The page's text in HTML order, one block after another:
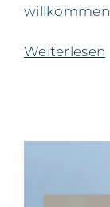
willkommen
Weiterlesen